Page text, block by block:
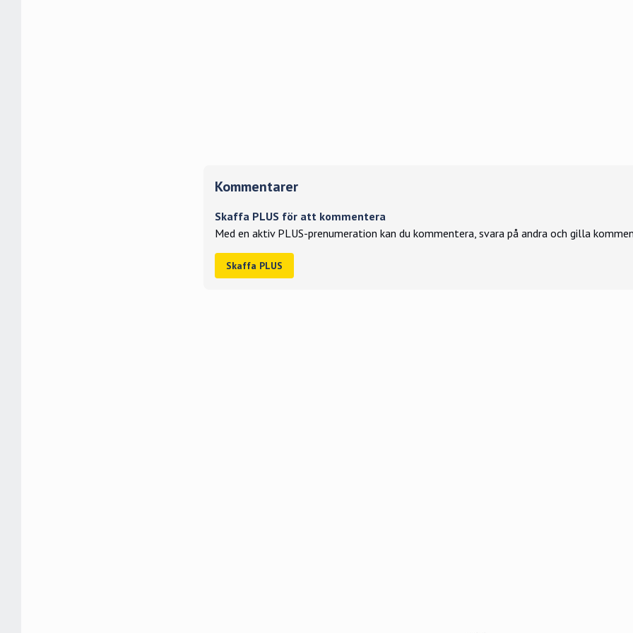
Kommentarer
Skaffa PLUS för att kommentera
Med en aktiv PLUS-prenumeration kan du kommentera, svara på andra och gilla
Skaffa PLUS